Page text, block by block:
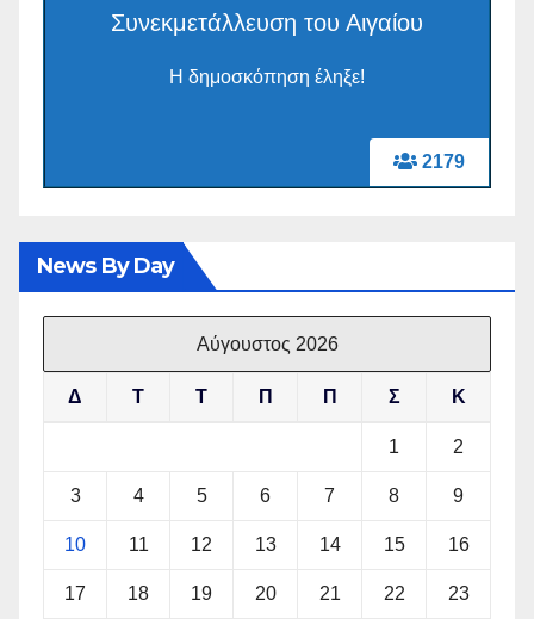
2179
Συνεκμετάλλευση του Αιγαίου
Η δημοσκόπηση έληξε!
News By Day
Αύγουστος 2026
Δ Τ Τ Π Π Σ Κ
1 2
3 4 5 6 7 8 9
10 11 12 13 14 15 16
17 18 19 20 21 22 23